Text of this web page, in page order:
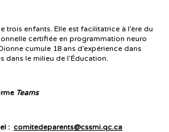
trois enfants. Elle est facilitatrice à l’ère du
certifiée en programmation neuro
cumule 18 ans d’expérience dans
dans le milieu de l’Éducation.
Teams
: comitedeparents@cssmi.qc.ca